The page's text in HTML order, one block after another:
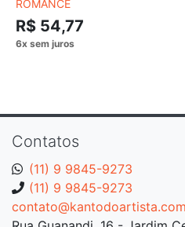
ROMANCE
R$ 54,77
Contatos
(11) 9 9845-9273
(11) 9 9845-9273